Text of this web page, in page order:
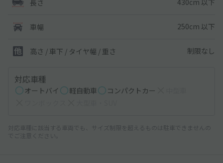
長さ 430cm 以下
車幅 250cm 以下
高さ / 車下 / タイヤ幅 / 重さ 制限なし
対応車種
オートバイ 軽自動車 コンパクトカー
対応車種に該当する車両でも、サイズ制限を超えるものは駐車できませんの
でご注意ください。